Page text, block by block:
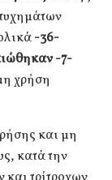
-36-
-7-
χρήση
και μη
κατά την